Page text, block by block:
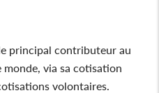
principal contributeur au
monde, via sa cotisation
volontaires.